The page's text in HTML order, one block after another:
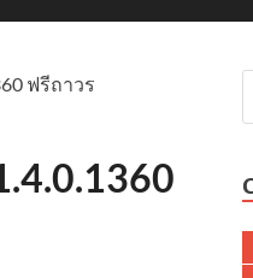
ฟรีถาวร